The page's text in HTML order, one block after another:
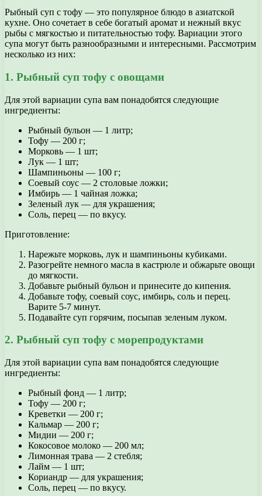
Рыбный суп с тофу — это популярное блюдо в азиатской
кухне. Оно сочетает в себе богатый аромат и нежный вкус
рыбы с мягкостью и питательностью тофу. Вариации этого
супа могут быть разнообразными и интересными. Рассмотрим
несколько из них:
1. Рыбный суп тофу с овощами
Для этой вариации супа вам понадобятся следующие
ингредиенты:
Рыбный бульон — 1 литр;
Тофу — 200 г;
Морковь — 1 шт;
Лук — 1 шт;
Шампиньоны — 100 г;
Соевый соус — 2 столовые ложки;
Имбирь — 1 чайная ложка;
Зеленый лук — для украшения;
Соль, перец — по вкусу.
Приготовление:
Нарежьте морковь, лук и шампиньоны кубиками.
Разогрейте немного масла в кастрюле и обжарьте овощи
до мягкости.
Добавьте рыбный бульон и принесите до кипения.
Добавьте тофу, соевый соус, имбирь, соль и перец.
Варите 5-7 минут.
Подавайте суп горячим, посыпав зеленым луком.
2. Рыбный суп тофу с морепродуктами
Для этой вариации супа вам понадобятся следующие
ингредиенты:
Рыбный фонд — 1 литр;
Тофу — 200 г;
Креветки — 200 г;
Кальмар — 200 г;
Мидии — 200 г;
Кокосовое молоко — 200 мл;
Лимонная трава — 2 стебля;
Лайм — 1 шт;
Кориандр — для украшения;
Соль, перец — по вкусу.